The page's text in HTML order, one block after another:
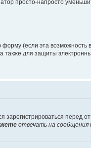
просто-напросто
форму (если эта
для защиты
перед
отвечать на сообщения